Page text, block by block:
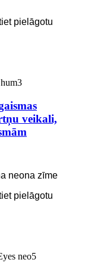
pielāgotu
veikali,
neona zīme
pielāgotu